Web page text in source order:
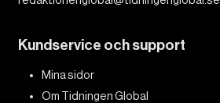
Kundservice och support
Mina sidor
Om Tidningen Global